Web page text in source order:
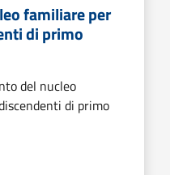
familiare per
di primo
del nucleo
di primo